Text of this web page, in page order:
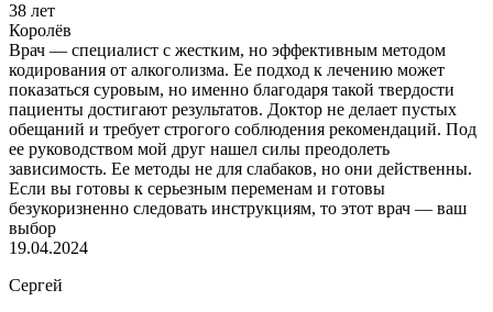
38 лет
Королёв
Врач — специалист с жестким, но эффективным методом
кодирования от алкоголизма. Ее подход к лечению может
показаться суровым, но именно благодаря такой твердости
пациенты достигают результатов. Доктор не делает пустых
обещаний и требует строгого соблюдения рекомендаций. Под
ее руководством мой друг нашел силы преодолеть
зависимость. Ее методы не для слабаков, но они действенны.
Если вы готовы к серьезным переменам и готовы
безукоризненно следовать инструкциям, то этот врач — ваш
выбор
19.04.2024
Сергей